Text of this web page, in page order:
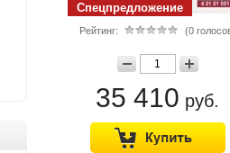
Спецпредложение
Рейтинг: (0
35 410 руб.